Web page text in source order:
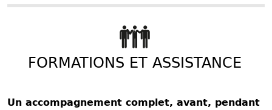
FORMATIONS ET ASSISTANCE
Un accompagnement complet, avant, pendant